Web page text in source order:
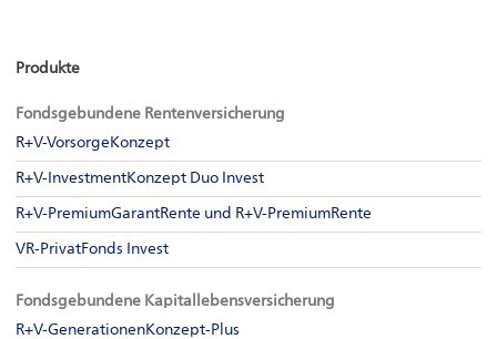
Produkte
Fondsgebundene Rentenversicherung
R+V-VorsorgeKonzept
R+V-InvestmentKonzept Duo Invest
R+V-PremiumGarantRente und R+V-PremiumRente
VR-PrivatFonds Invest
Fondsgebundene Kapitallebensversicherung
R+V-GenerationenKonzept-Plus